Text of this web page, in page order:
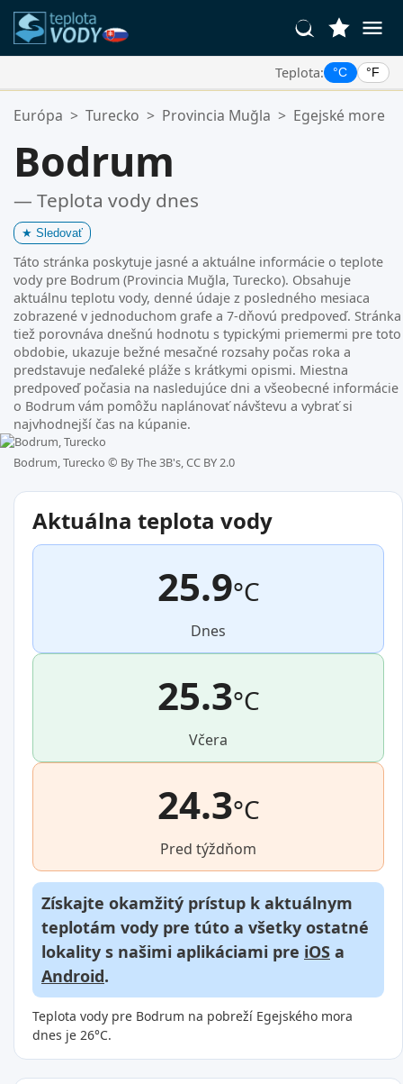
Teplota: °C °F
Vaše Obľúbené Lokality:
Európa > Turecko > Provincia Muğla > Egejské more
Bodrum
— Teplota vody dnes
★ Sledovať
Táto stránka poskytuje jasné a aktuálne informácie o teplote
vody pre Bodrum (Provincia Muğla, Turecko). Obsahuje
aktuálnu teplotu vody, denné údaje z posledného mesiaca
zobrazené v jednoduchom grafe a 7-dňovú predpoveď. Stránka
tiež porovnáva dnešnú hodnotu s typickými priemermi pre toto
obdobie, ukazuje bežné mesačné rozsahy počas roka a
predstavuje neďaleké pláže s krátkymi opismi. Miestna
predpoveď počasia na nasledujúce dni a všeobecné informácie
o Bodrum vám pomôžu naplánovať návštevu a vybrať si
najvhodnejší čas na kúpanie.
Bodrum, Turecko © By The 3B's, CC BY 2.0
Aktuálna teplota vody
25.9°C
Dnes
25.3°C
Včera
24.3°C
Pred týždňom
Získajte okamžitý prístup k aktuálnym
teplotám vody pre túto a všetky ostatné
lokality s našimi aplikáciami pre iOS a
Android.
Teplota vody pre Bodrum na pobreží Egejského mora
dnes je 26°C.